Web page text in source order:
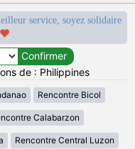
service, soyez solidaire
de : Philippines
Rencontre Bicol
Calabarzon
Rencontre Central Luzon